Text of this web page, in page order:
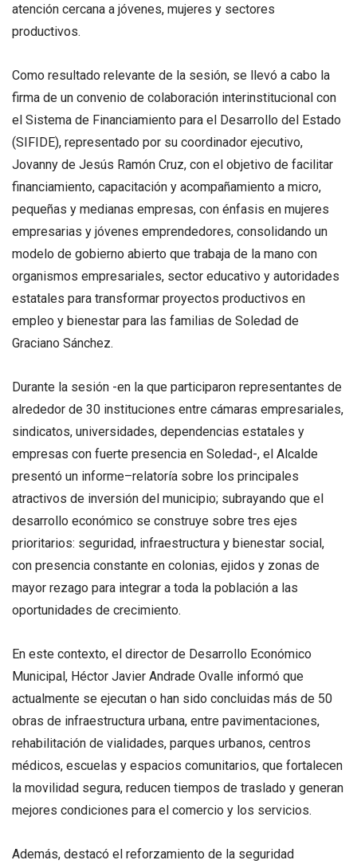
atención cercana a jóvenes, mujeres y sectores
productivos.
Como resultado relevante de la sesión, se llevó a cabo la
firma de un convenio de colaboración interinstitucional con
el Sistema de Financiamiento para el Desarrollo del Estado
(SIFIDE), representado por su coordinador ejecutivo,
Jovanny de Jesús Ramón Cruz, con el objetivo de facilitar
financiamiento, capacitación y acompañamiento a micro,
pequeñas y medianas empresas, con énfasis en mujeres
empresarias y jóvenes emprendedores, consolidando un
modelo de gobierno abierto que trabaja de la mano con
organismos empresariales, sector educativo y autoridades
estatales para transformar proyectos productivos en
empleo y bienestar para las familias de Soledad de
Graciano Sánchez.
Durante la sesión -en la que participaron representantes de
alrededor de 30 instituciones entre cámaras empresariales,
sindicatos, universidades, dependencias estatales y
empresas con fuerte presencia en Soledad-, el Alcalde
presentó un informe–relatoría sobre los principales
atractivos de inversión del municipio; subrayando que el
desarrollo económico se construye sobre tres ejes
prioritarios: seguridad, infraestructura y bienestar social,
con presencia constante en colonias, ejidos y zonas de
mayor rezago para integrar a toda la población a las
oportunidades de crecimiento.
En este contexto, el director de Desarrollo Económico
Municipal, Héctor Javier Andrade Ovalle informó que
actualmente se ejecutan o han sido concluidas más de 50
obras de infraestructura urbana, entre pavimentaciones,
rehabilitación de vialidades, parques urbanos, centros
médicos, escuelas y espacios comunitarios, que fortalecen
la movilidad segura, reducen tiempos de traslado y generan
mejores condiciones para el comercio y los servicios.
Además, destacó el reforzamiento de la seguridad